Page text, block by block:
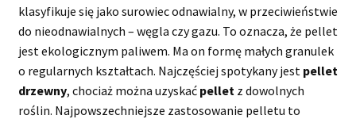
klasyfikuje się jako surowiec odnawialny, w przeciwieństwie
do nieodnawialnych – węgla czy gazu. To oznacza, że pellet
jest ekologicznym paliwem. Ma on formę małych granulek
o regularnych kształtach. Najczęściej spotykany jest pellet
drzewny, chociaż można uzyskać pellet z dowolnych
roślin. Najpowszechniejsze zastosowanie pelletu to